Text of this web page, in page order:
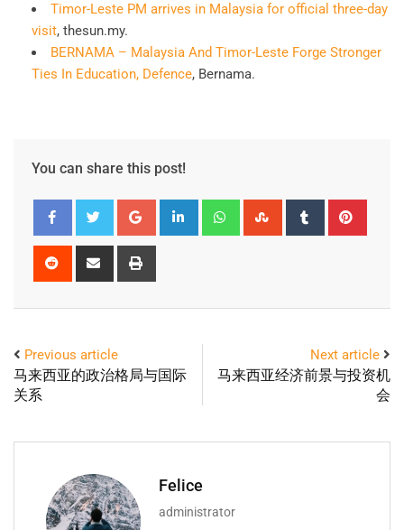
Timor-Leste PM arrives in Malaysia for official three-day
visit, thesun.my.
BERNAMA – Malaysia And Timor-Leste Forge Stronger
Ties In Education, Defence, Bernama.
You can share this post!
Previous article
马来西亚的政治格局与国际
关系
Next article
马来西亚经济前景与投资机
会
Felice
administrator